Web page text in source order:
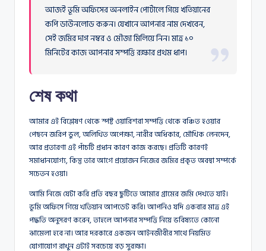
আজই ভূমি অফিসের অনলাইন পোর্টালে গিয়ে খতিয়ানের
কপি ডাউনলোড করুন। যেখানে আপনার নাম দেখবেন,
সেই জমির দাগ নম্বর ও মৌজা মিলিয়ে নিন। মাত্র ১০
মিনিটের কাজ আপনার সম্পত্তি রক্ষার প্রথম ধাপ।
শেষ কথা
আমার এই বিশ্লেষণ থেকে স্পষ্ট ওয়ারিশরা সম্পত্তি থেকে বঞ্চিত হওয়ার
পেছনে জরিপ ভুল, অলিখিত অপেক্ষা, নারীর অধিকার, মৌখিক লেনদেন,
আর প্রতারণা এই পাঁচটি প্রধান কারণ কাজ করছে। প্রতিটি কারণই
সমাধানযোগ্য, কিন্তু তার আগে প্রয়োজন নিজের জমির প্রকৃত অবস্থা সম্পর্কে
সচেতন হওয়া।
আমি নিজে যেটা করি প্রতি বছর ছুটিতে আমার গ্রামের জমি দেখতে যাই।
ভূমি অফিসে গিয়ে খতিয়ান আপডেট করি। আপনিও যদি একবার মাত্র এই
পদ্ধতি অনুসরণ করেন, তাহলে আপনার সম্পত্তি নিয়ে ভবিষ্যতে কোনো
ঝামেলা হবে না। আর দরকারে একজন আইনজীবীর সাথে নিয়মিত
যোগাযোগ রাখুন এটাই সবচেয়ে বড় সুরক্ষা।